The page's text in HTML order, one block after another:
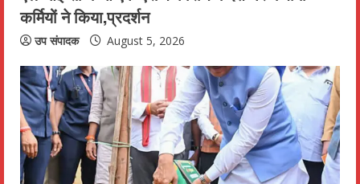
g
कर्मियों ने किया,प्रदर्शन
उप संपादक August 5, 2026